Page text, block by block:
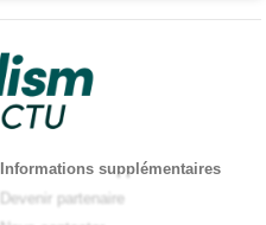
Informations supplémentaires
Devenir partenaire